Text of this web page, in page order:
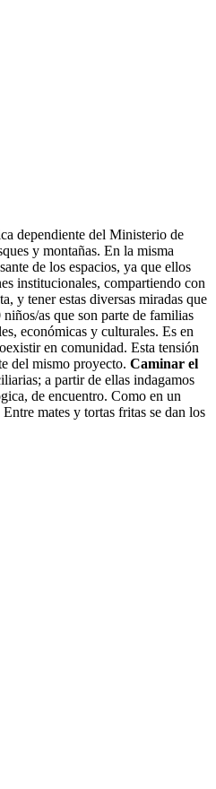
dependiente del Ministerio de
y montañas. En la misma
de los espacios, ya que ellos
institucionales, compartiendo con
y tener estas diversas miradas que
as que son parte de familias
económicas y culturales. Es en
en comunidad. Esta tensión
del mismo proyecto. Caminar el
a partir de ellas indagamos
de encuentro. Como en un
mates y tortas fritas se dan los